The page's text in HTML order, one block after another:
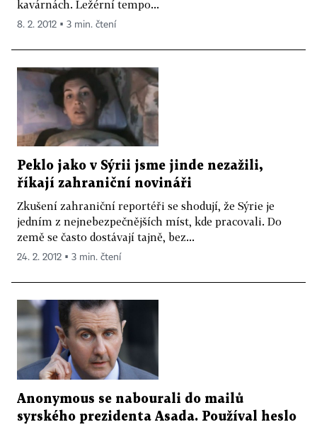
kavárnách. Ležérní tempo...
8. 2. 2012 ▪ 3 min. čtení
Peklo jako v Sýrii jsme jinde nezažili,
říkají zahraniční novináři
Zkušení zahraniční reportéři se shodují, že Sýrie je
jedním z nejnebezpečnějších míst, kde pracovali. Do
země se často dostávají tajně, bez...
24. 2. 2012 ▪ 3 min. čtení
Anonymous se nabourali do mailů
syrského prezidenta Asada. Používal heslo